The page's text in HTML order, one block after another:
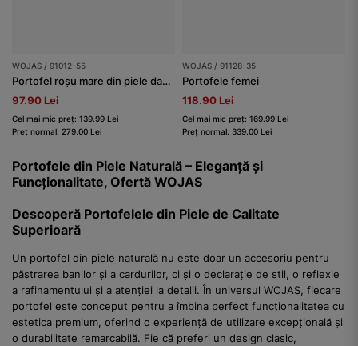
WOJAS / 91012-55
Portofel roșu mare din piele damă
97.90 Lei
Cel mai mic preț: 139.99 Lei
Preț normal: 279.00 Lei
WOJAS / 91128-35
Portofele femei
118.90 Lei
Cel mai mic preț: 169.99 Lei
Preț normal: 339.00 Lei
Portofele din Piele Naturală – Eleganță și
Funcționalitate, Ofertă WOJAS
Descoperă Portofelele din Piele de Calitate
Superioară
Un portofel din piele naturală nu este doar un accesoriu pentru
păstrarea banilor și a cardurilor, ci și o declarație de stil, o reflexie
a rafinamentului și a atenției la detalii. În universul WOJAS, fiecare
portofel este conceput pentru a îmbina perfect funcționalitatea cu
estetica premium, oferind o experiență de utilizare excepțională și
o durabilitate remarcabilă. Fie că preferi un design clasic,